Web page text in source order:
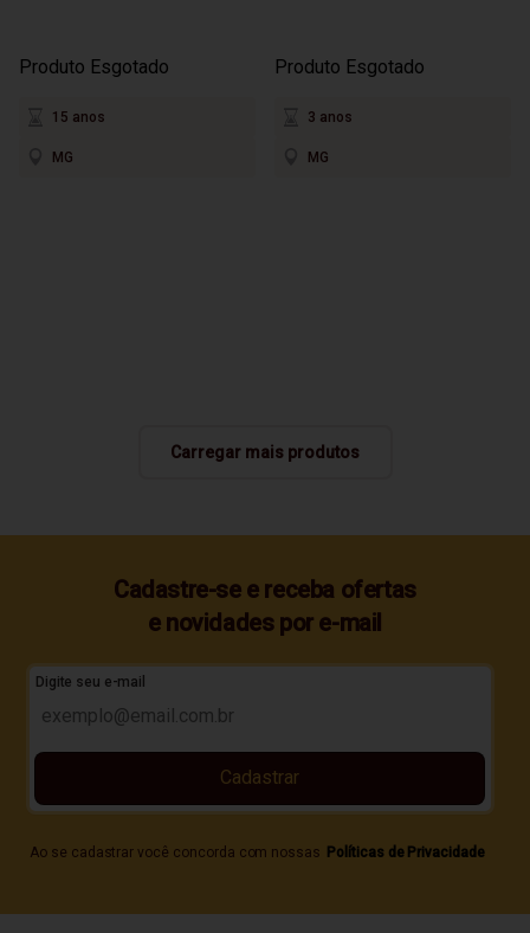
Produto Esgotado
15 anos
MG
Produto Esgotado
3 anos
MG
Carregar mais produtos
Cadastre-se e receba ofertas
e novidades por e-mail
Digite seu e-mail
Ao se cadastrar você concorda com nossas Políticas de Privacidade
Cadastrar